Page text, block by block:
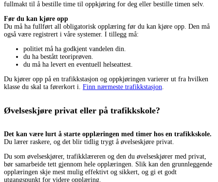
fullmakt til å bestille time til oppkjøring for deg eller bestille timen selv.
Før du kan kjøre opp
Du må ha fullført all obligatorisk opplæring før du kan kjøre opp. Den må
også være registrert i våre systemer. I tillegg må:
politiet må ha godkjent vandelen din.
du ha bestått teoriprøven.
du må ha levert en eventuell helseattest.
Du kjører opp på en trafikkstasjon og oppkjøringen varierer ut fra hvilken
klasse du skal ta førerkort i. Finn nærmeste trafikkstasjon
Øvelseskjøre privat eller på trafikkskole?
Det kan være lurt å starte opplæringen med timer hos en trafikkskole.
Du lærer raskere, og det blir tidlig trygt å øvelseskjøre privat.
Du som øvelseskjører, trafikklæreren og den du øvelseskjører med privat,
bør samarbeide tett gjennom hele opplæringen. Slik kan den grunnleggende
opplæringen skje mest mulig effektivt og sikkert, og gi et godt
utgangspunkt for videre opplæring.